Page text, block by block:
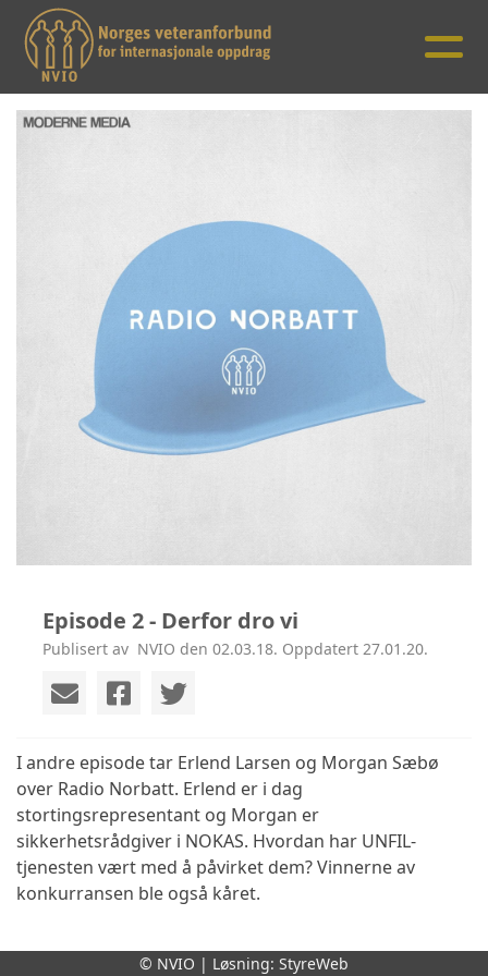
Episode 2 - Derfor dro vi
Publisert av ‎ NVIO den 02.03.18. Oppdatert 27.01.20.
I andre episode tar Erlend Larsen og Morgan Sæbø
over Radio Norbatt. Erlend er i dag
stortingsrepresentant og Morgan er
sikkerhetsrådgiver i NOKAS. Hvordan har UNFIL-
tjenesten vært med å påvirket dem? Vinnerne av
konkurransen ble også kåret.
© NVIO | Løsning: StyreWeb